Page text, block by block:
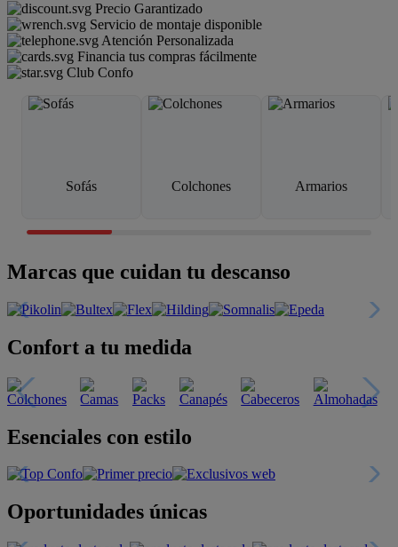
Precio Garantizado
Servicio de montaje disponible
Atención Personalizada
Financia tus compras fácilmente
Club Confo
Sofás Colchones Armarios
Marcas que cuidan tu descanso
Confort a tu medida
Esenciales con estilo
Oportunidades únicas